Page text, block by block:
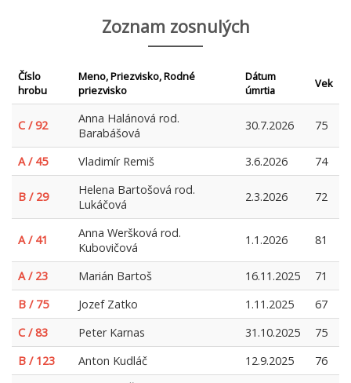
Zoznam zosnulých
Číslo
hrobu
Meno, Priezvisko, Rodné
priezvisko
Dátum
úmrtia
Vek
C / 92
Anna Halánová rod.
Barabášová
30.7.2026 75
A / 45 Vladimír Remiš 3.6.2026 74
B / 29
Helena Bartošová rod.
Lukáčová
2.3.2026 72
A / 41
Anna Weršková rod.
Kubovičová
1.1.2026 81
A / 23 Marián Bartoš 16.11.2025
71
B / 75
Jozef Zatko 1.11.2025
67
C / 83
Peter Karnas 31.10.2025
75
B / 123
Anton Kudláč 12.9.2025
76